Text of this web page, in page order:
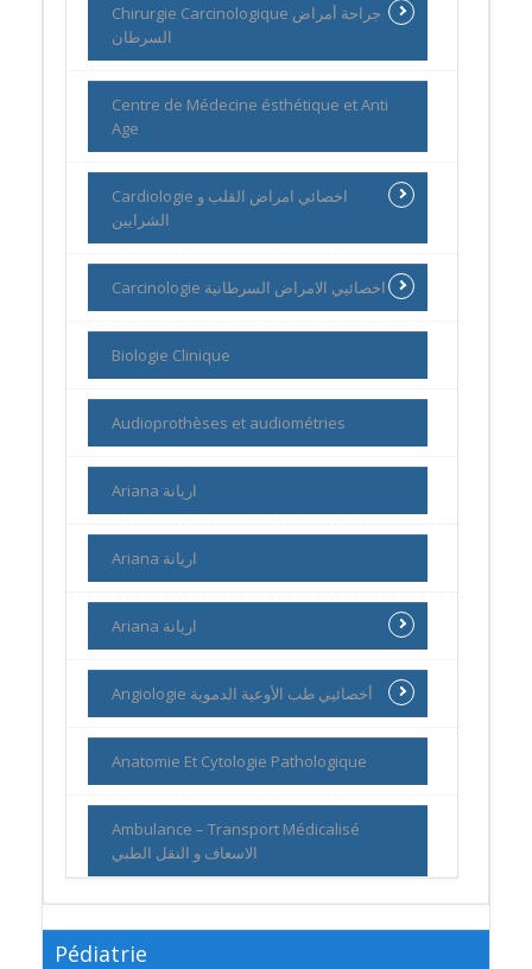
Chirurgie Carcinologique جراحة أمراض
السرطان
Centre de Médecine ésthétique et Anti
Age
Cardiologie اخصائي امراض القلب و
الشرايين
Carcinologie اخصائيي الامراض السرطانية
Biologie Clinique
Audioprothèses et audiométries
Ariana اريانة
Ariana اريانة
Ariana اريانة
Angiologie أخصائيي طب الأوعية الدموية
Anatomie Et Cytologie Pathologique
Ambulance – Transport Médicalisé
الاسعاف و النقل الطبي
Pédiatrie